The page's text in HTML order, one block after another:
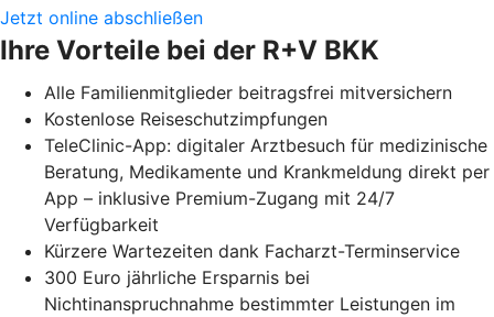
Jetzt online abschließen
Ihre Vorteile bei der R+V BKK
Alle Familienmitglieder beitragsfrei mitversichern
Kostenlose Reiseschutzimpfungen
TeleClinic-App: digitaler Arztbesuch für medizinische
Beratung, Medikamente und Krankmeldung direkt per
App – inklusive Premium-Zugang mit 24/7
Verfügbarkeit
Kürzere Wartezeiten dank Facharzt-Terminservice
300 Euro jährliche Ersparnis bei
Nichtinanspruchnahme bestimmter Leistungen im